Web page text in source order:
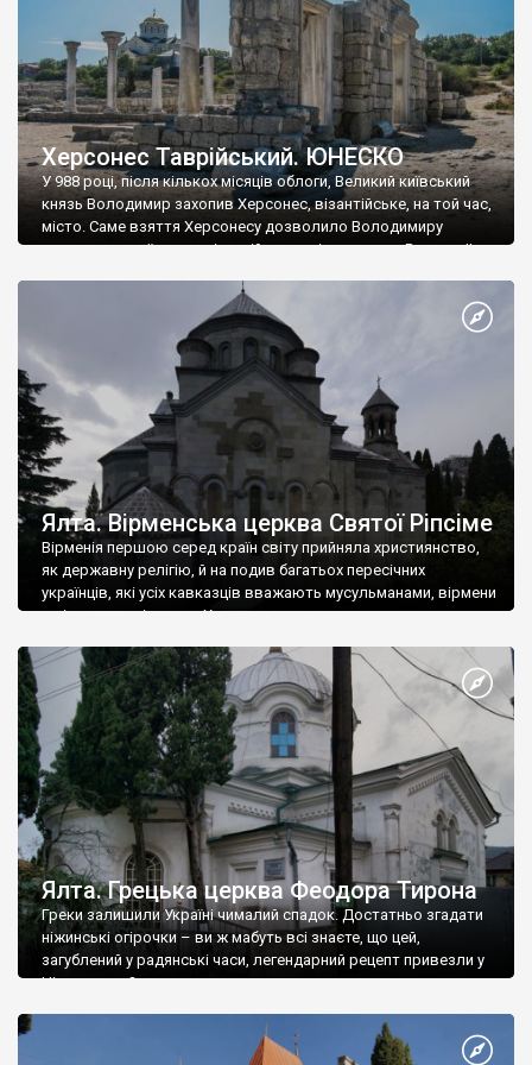
Херсонес Таврійський. ЮНЕСКО
У 988 році, після кількох місяців облоги, Великий київський
князь Володимир захопив Херсонес, візантійське, на той час,
місто. Саме взяття Херсонесу дозволило Володимиру
диктувати свої умови візантійському імператору Василю ІІ, та
Херсонесі Володимир-язичник, став Василем-християнином.
А потім було Хрещення Русі. На честь Херсонесу Таврійського
Ялта. Вірменська церква Святої Ріпсіме
Вірменія першою серед країн світу прийняла християнство,
як державну релігію, й на подив багатьох пересічних
українців, які усіх кавказців вважають мусульманами, вірмени
є відданими вірянами Христа
Ялта. Грецька церква Феодора Тирона
Греки залишили Україні чималий спадок. Достатньо згадати
ніжинські огірочки – ви ж мабуть всі знаєте, що цей,
загублений у радянські часи, легендарний рецепт привезли у
Ніжин греки?